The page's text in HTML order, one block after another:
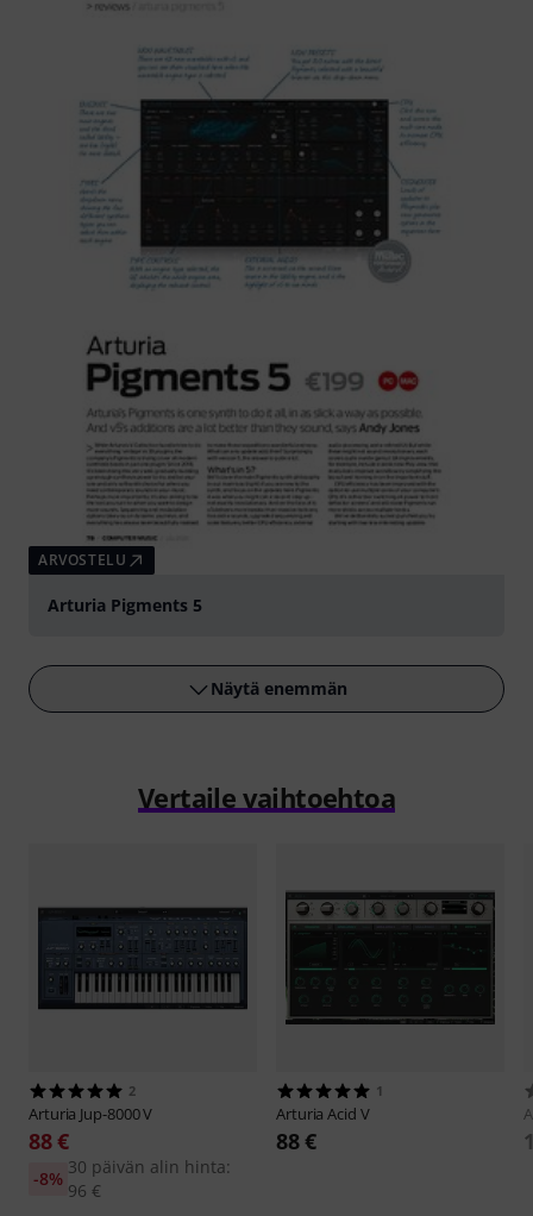
ARVOSTELU
Arturia Pigments 5
Näytä enemmän
Vertaile vaihtoehtoa
2
Arturia Jup-8000 V
88 €
30 päivän alin hinta:
96 €
-8%
1
ArturiaAcid V
88 €